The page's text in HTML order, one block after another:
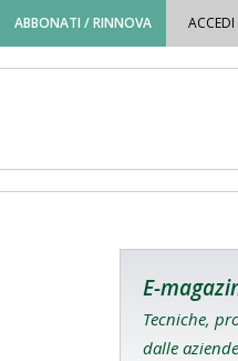
ABBONATI / RINNOVA ACCEDI
E-
Tecniche,
dalle aziende